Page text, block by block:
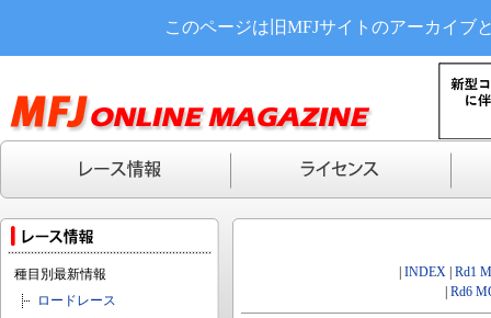
このページは旧MFJサイトのアーカイブ
種目別最新情報
ロードレース
INDEX| Rd1
Rd6